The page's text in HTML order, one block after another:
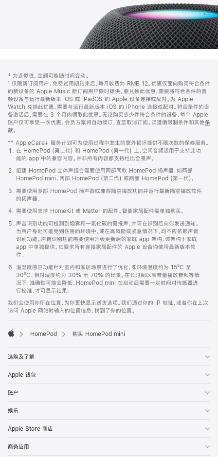
页
页
脚
注
‡ 为近似值。金额可能随时间变动。
⁺ 仅限新订阅用户。免费试用期结束后，每月收费为 RMB 12。优惠仅面向购买符合条件
的新设备的 Apple Music 新订阅用户限时提供。要兑换此优惠，需要将符合条件的音
频设备与运行最新版本 iOS 或 iPadOS 的 Apple 设备连接或配对。为 Apple
Watch 兑换此优惠，需要与运行最新版本 iOS 的 iPhone 连接或配对。符合条件的设
备激活后，需要在 3 个月内领取此优惠。无论购买多少件符合条件的设备，每个 Apple
账户仅可享受一次优惠。会员方案将自动续订，直至取消订阅。须遵循限制条件和其他条
款。
窗
口
中
打
开)
** AppleCare+ 服务计划可为使用过程中发生的意外损坏提供不限次数的保修服务。
在 HomePod (第二代) 和 HomePod (第一代) 上，空间音频适用于支持此功
能的 app 中的兼容内容。并非所有内容都支持杜比全景声。
组建 HomePod 立体声组合需要使用两部同款 HomePod 扬声器，如两部
HomePod mini、两部 HomePod (第二代) 或两部 HomePod (第一代)。
需要使用多部 HomePod 扬声器或兼容隔空播放功能并运行最新隔空播放软件
的扬声器。
需要使用支持 HomeKit 或 Matter 的配件。智能家居配件需单独购买。
声音识别功能可检测到烟雾和一氧化碳的警报声，并可在识别后向你发送通知。
当用户身处可能受到伤害的环境中，或在高风险或紧急情况下，均不应依赖声音
识别功能。声音识别功能需要使用升级更新后的家庭 app 架构，该架构于家庭
app 中单独提供。它要求所有连接家居配件的 Apple 设备均使用最新版本软
件。
温湿度感应功能针对室内和家居场景进行了优化，即环境温度约为 15ºC 至
30ºC、相对湿度约为 30% 至 70% 的场景。在长时间以高音量播放音频等情
况下，准确性可能会降低。HomePod mini 在启动后需要一定时间对传感器进
行校准，才可显示结果。
我们会使用你所在位置，为你更快显示送货选项。我们通过你的 IP 地址，或者你在上次
访问 Apple 网站时输入的位置信息，找到了你的位置。
HomePod 购买 HomePod mini
选购及了解
Apple 钱包
账户
娱乐
Apple Store 商店
商务应用